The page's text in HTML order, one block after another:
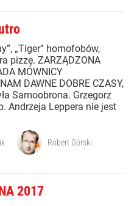
„Tiger” homofobów,
pizzę. ZARZĄDZONA
MÓWNICY
DAWNE DOBRE CZASY,
Samoobrona. Grzegorz
Andrzeja Leppera nie jest
Robert Górski
2017